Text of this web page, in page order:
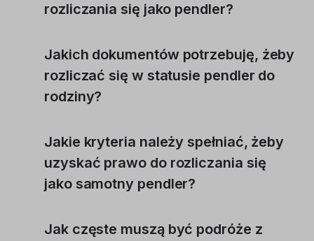
rozliczania się jako pendler?
Jakich dokumentów potrzebuję, żeby
rozliczać się w statusie pendler do
rodziny?
Jakie kryteria należy spełniać, żeby
uzyskać prawo do rozliczania się
jako samotny pendler?
Jak częste muszą być podróże z